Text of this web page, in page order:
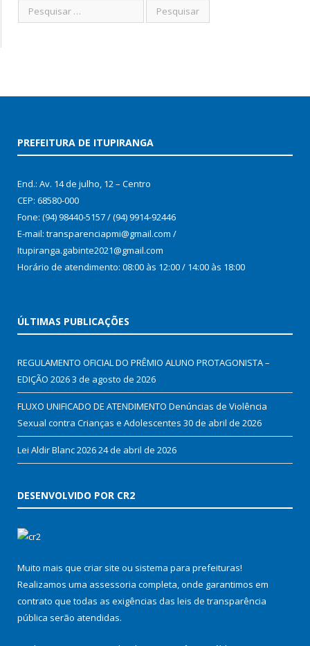
PREFEITURA DE ITUPIRANGA
End.: Av. 14 de julho, 12 – Centro
CEP: 68580-000
Fone: (94) 98440-5157 / (94) 9914-92446
E-mail: transparenciapmi@gmail.com /
Itupiranga.gabinte2021@gmail.com
Horário de atendimento: 08:00 às 12:00 / 14:00 às 18:00
ÚLTIMAS PUBLICAÇÕES
REGULAMENTO OFICIAL DO PRÊMIO ALUNO PROTAGONISTA –
EDIÇÃO 20263 de agosto de 2026
FLUXO UNIFICADO DE ATENDIMENTO Denúncias de Violência
Sexual contra Crianças e Adolescentes 30 de abril de 2026
Lei Aldir Blanc 202624 de abril de 2026
DESENVOLVIDO POR CR2
Muito mais que criar site ou sistema para prefeituras!
Realizamos uma assessoria completa, onde garantimos em
contrato que todas as exigências das leis de transparência
pública serão atendidas.